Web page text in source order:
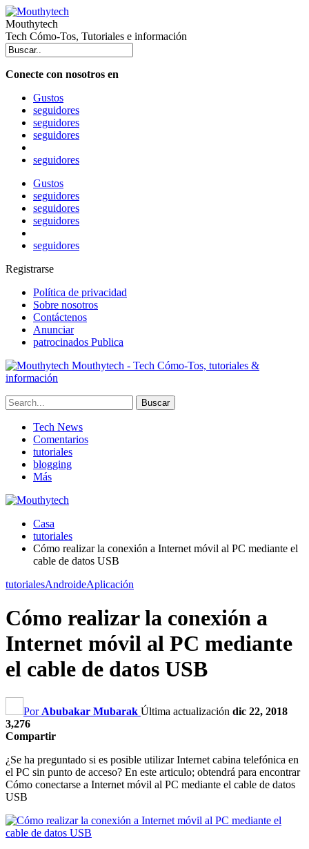
Mouthytech
Tech Cómo-Tos, Tutoriales e información
Conecte con nosotros en
Gustos
seguidores
seguidores
seguidores
seguidores
Gustos
seguidores
seguidores
seguidores
seguidores
Registrarse
Política de privacidad
Sobre nosotros
Contáctenos
Anunciar
patrocinados Publica
Mouthytech - Tech Cómo-Tos, tutoriales &
información
Tech News
Comentarios
tutoriales
blogging
Más
Casa
tutoriales
Cómo realizar la conexión a Internet móvil al PC mediante el
cable de datos USB
tutorialesAndroideAplicación
Cómo realizar la conexión a
Internet móvil al PC mediante
el cable de datos USB
Por Abubakar Mubarak Última actualización dic 22, 2018
3,276
Compartir
¿Se ha preguntado si es posible utilizar Internet cabina telefónica en
el PC sin punto de acceso? En este articulo; obtendrá para encontrar
Cómo conectarse a Internet móvil al PC mediante el cable de datos
USB